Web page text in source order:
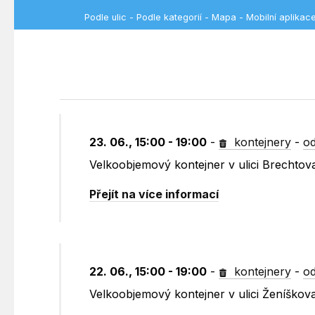
Podle ulic - Podle kategorií - Mapa - Mobilní
23. 06., 15:00 - 19:00 - kontejnery -
Velkoobjemový kontejner v ulici
Přejít na více informací
22. 06., 15:00 - 19:00 - kontejnery -
Velkoobjemový kontejner v ulici